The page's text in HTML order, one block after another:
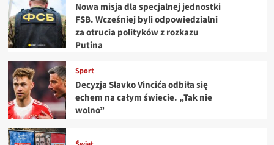
Nowa misja dla specjalnej jednostki
FSB. Wcześniej byli odpowiedzialni
za otrucia polityków z rozkazu
Putina
Sport
Decyzja Slavko Vincića odbiła się
echem na całym świecie. „Tak nie
wolno”